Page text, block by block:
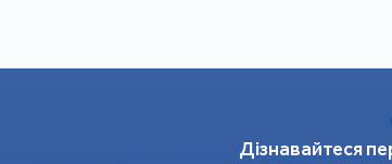
Граматика війни.
Дізнавайтеся